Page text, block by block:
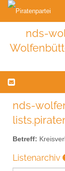
nds-
nds-
Betreff:
Listenarchiv